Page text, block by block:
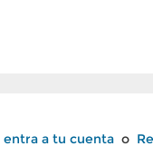
entra a tu cuenta o